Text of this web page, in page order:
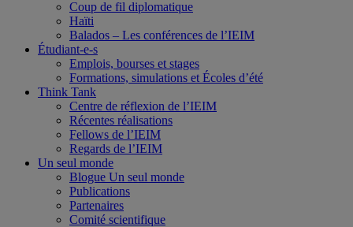
Coup de fil diplomatique
Haïti
Balados – Les conférences de l’IEIM
Étudiant-e-s
Emplois, bourses et stages
Formations, simulations et Écoles d’été
Think Tank
Centre de réflexion de l’IEIM
Récentes réalisations
Fellows de l’IEIM
Regards de l’IEIM
Un seul monde
Blogue Un seul monde
Publications
Partenaires
Comité scientifique